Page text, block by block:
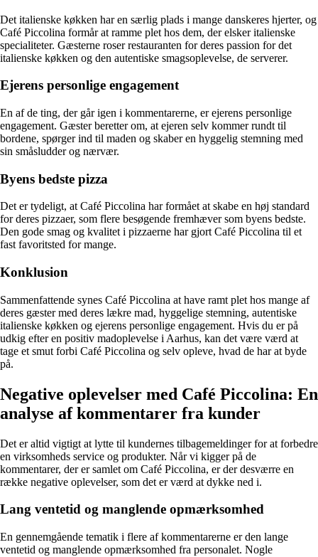
Det italienske køkken har en særlig plads i mange danskeres hjerter, og
Café Piccolina formår at ramme plet hos dem, der elsker italienske
specialiteter. Gæsterne roser restauranten for deres passion for det
italienske køkken og den autentiske smagsoplevelse, de serverer.
Ejerens personlige engagement
En af de ting, der går igen i kommentarerne, er ejerens personlige
engagement. Gæster beretter om, at ejeren selv kommer rundt til
bordene, spørger ind til maden og skaber en hyggelig stemning med
sin småsludder og nærvær.
Byens bedste pizza
Det er tydeligt, at Café Piccolina har formået at skabe en høj standard
for deres pizzaer, som flere besøgende fremhæver som byens bedste.
Den gode smag og kvalitet i pizzaerne har gjort Café Piccolina til et
fast favoritsted for mange.
Konklusion
Sammenfattende synes Café Piccolina at have ramt plet hos mange af
deres gæster med deres lækre mad, hyggelige stemning, autentiske
italienske køkken og ejerens personlige engagement. Hvis du er på
udkig efter en positiv madoplevelse i Aarhus, kan det være værd at
tage et smut forbi Café Piccolina og selv opleve, hvad de har at byde
på.
Negative oplevelser med Café Piccolina: En
analyse af kommentarer fra kunder
Det er altid vigtigt at lytte til kundernes tilbagemeldinger for at forbedre
en virksomheds service og produkter. Når vi kigger på de
kommentarer, der er samlet om Café Piccolina, er der desværre en
række negative oplevelser, som det er værd at dykke ned i.
Lang ventetid og manglende opmærksomhed
En gennemgående tematik i flere af kommentarerne er den lange
ventetid og manglende opmærksomhed fra personalet. Nogle